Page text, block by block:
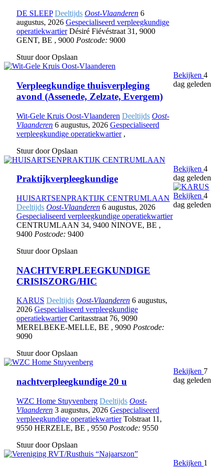
DE SLEEP Deeltijds Oost-Vlaanderen 6
augustus, 2026 Gespecialiseerd verpleegkundige
operatiekwartier Désiré Fiévéstraat 31 , 9000
GENT, BE , 9000 Postcode: 9000
Stuur door Opslaan
Verpleegkundige thuisverpleging
avond (Assenede, Zelzate, Evergem)
Wit-Gele Kruis Oost-Vlaanderen Deeltijds Oost-
Vlaanderen 6 augustus, 2026 Gespecialiseerd
verpleegkundige operatiekwartier ,
Stuur door Opslaan
Bekijken4
dag geleden
Praktijkverpleegkundige
HUISARTSENPRAKTIJK CENTRUMLAAN
Deeltijds Oost-Vlaanderen 6 augustus, 2026
Gespecialiseerd verpleegkundige operatiekwartier
CENTRUMLAAN 34, 9400 NINOVE, BE ,
9400 Postcode: 9400
Stuur door Opslaan
Bekijken4
dag geleden
NACHTVERPLEEGKUNDIGE
CRISISZORG/HIC
KARUS Deeltijds Oost-Vlaanderen 6 augustus,
2026 Gespecialiseerd verpleegkundige
operatiekwartier Caritasstraat 76, 9090
MERELBEKE-MELLE, BE , 9090 Postcode:
9090
Stuur door Opslaan
Bekijken4
dag geleden
nachtverpleegkundige 20 u
WZC Home Stuyvenberg Deeltijds Oost-
Vlaanderen 3 augustus, 2026 Gespecialiseerd
verpleegkundige operatiekwartier Tolstraat 11 ,
9550 HERZELE, BE , 9550 Postcode: 9550
Stuur door Opslaan
Bekijken 7
dag geleden
Bekijken 1